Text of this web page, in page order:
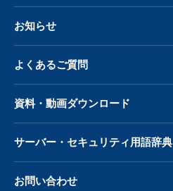
お知らせ
よくあるご質問
資料・動画ダウンロード
サーバー・ セキュリティ用語辞典
お問い合わせ